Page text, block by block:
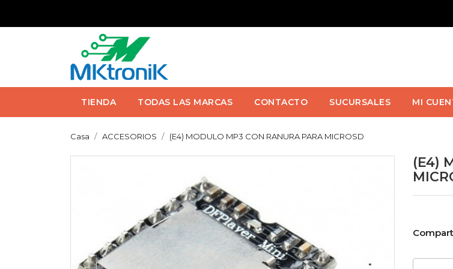
TIENDA TODAS LAS MARCAS CONTACTO SUCURSALES MI
Casa ACCESORIOS (E4) MODULO MP3 CON RANURA PARA MICROSD
(E4)